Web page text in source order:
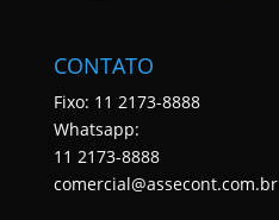
CONTATO
Fixo: 11 2173-8888
Whatsapp:
11 2173-8888
comercial@assecont.com.br